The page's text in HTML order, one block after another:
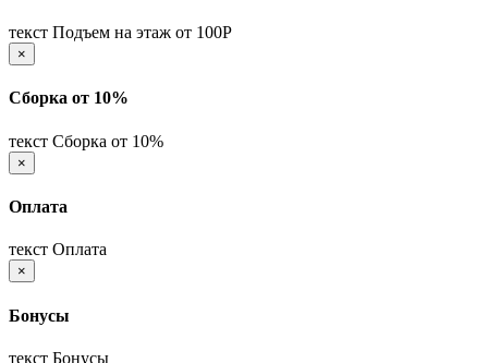
текст Подъем на этаж от 100Р
×
Сборка от 10%
текст Сборка от 10%
×
Оплата
текст Оплата
×
Бонусы
текст Бонусы